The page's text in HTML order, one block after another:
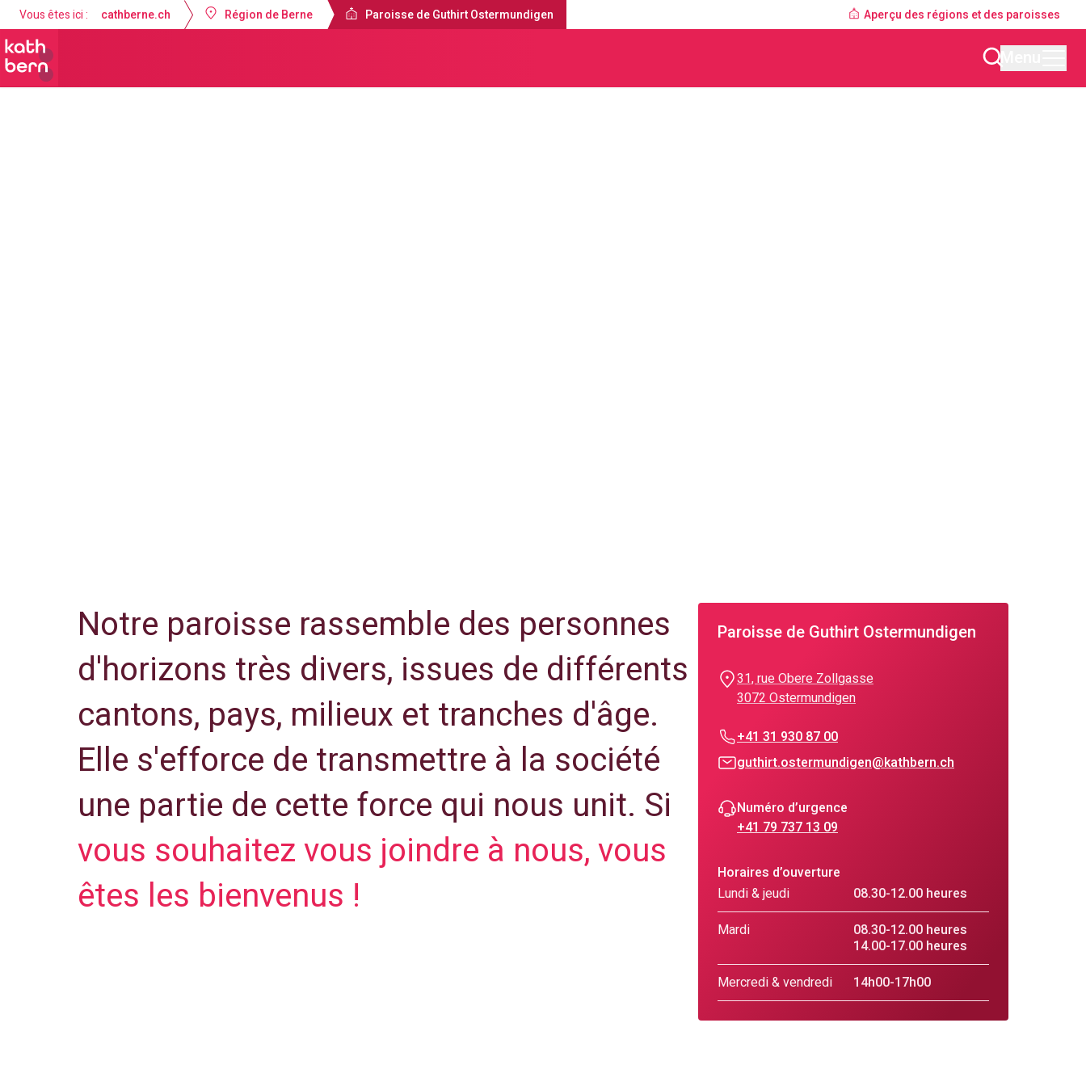
Vous êtes ici : cathberne.ch Région de Berne Paroisse de Guthirt Ostermundigen Aperçu des régions et des paroisses
Notre paroisse rassemble des personnes
d'horizons très divers, issues de différents
cantons, pays, milieux et tranches d'âge.
Elle s'efforce de transmettre à la société
une partie de cette force qui nous unit. Si
vous souhaitez vous joindre à nous, vous
êtes les bienvenus !
Paroisse de Guthirt Ostermundigen
31, rue Obere Zollgasse
3072 Ostermundigen
+41 31 930 87 00
guthirt.ostermundigen@kathbern.ch
Numéro d’urgence
+41 79 737 13 09
Horaires d’ouverture
Lundi & jeudi
08.30-12.00 heures
Mardi
08.30-12.00 heures
14.00-17.00 heures
Mercredi & vendredi
14h00-17h00